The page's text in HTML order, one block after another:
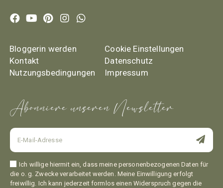
Bloggerin werden
Kontakt
Nutzungsbedingungen
Cookie Einstellungen
Datenschutz
Impressum
Abonniere unseren Newsletter
Ich willige hiermit ein, dass meine personenbezogenen Daten für
die o. g. Zwecke verarbeitet werden. Meine Einwilligung erfolgt
freiwillig. Ich kann jederzeit formlos einen Widerspruch gegen die